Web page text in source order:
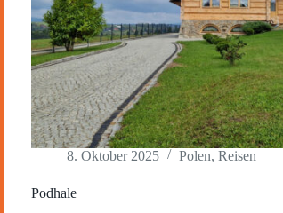
8. Oktober 2025 Polen, Reisen
Podhale